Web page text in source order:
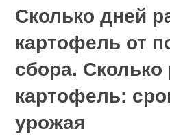
Сколько дней
картофель от
сбора. Сколько
картофель:
урожая